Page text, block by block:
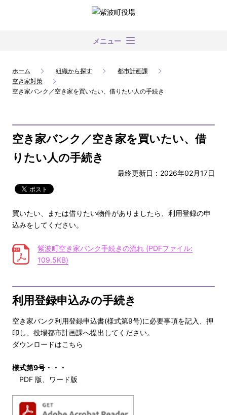
メニュー
ホーム 組織から探す
都市計画課
空き家対策
空き家バンク／空き家を買いたい、借りたい人の手続き
空き家バンク／空き家を買いたい、借
りたい人の手続き
最終更新日：2026年02月17日
買いたい、または借りたい物件がありましたら、利用登録の申
込みをしてください。
紫波町空き家バンク手続きの流れ (PDFファイル:
109.5KB)
利用登録申込みの手続き
空き家バンク利用登録申込書(様式第9号)に必要事項を記入、押
印し、役場都市計画課へ提出してください。
ダウンロードはこちら
様式第9号・・・
PDF 版 ワード版